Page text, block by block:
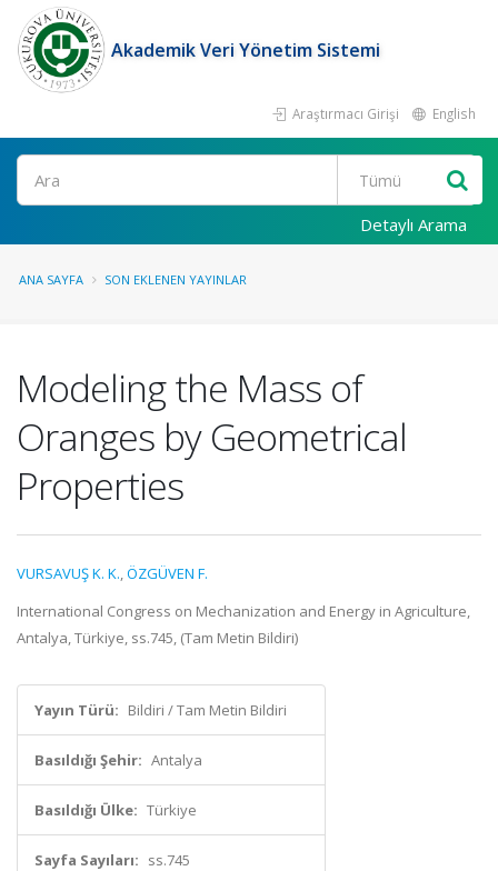
Akademik Veri Yönetim Sistemi
Araştırmacı Girişi English
Ara
Detaylı Arama
ANA SAYFA SON EKLENEN YAYINLAR
Modeling the Mass of
Oranges by Geometrical
Properties
VURSAVUŞ K. K.,ÖZGÜVEN F.
International Congress on Mechanization and Energy in Agriculture,
Antalya, Türkiye, ss.745, (Tam Metin Bildiri)
Yayın Türü: Bildiri / Tam Metin Bildiri
Basıldığı Şehir: Antalya
Basıldığı Ülke: Türkiye
Sayfa Sayıları: ss.745